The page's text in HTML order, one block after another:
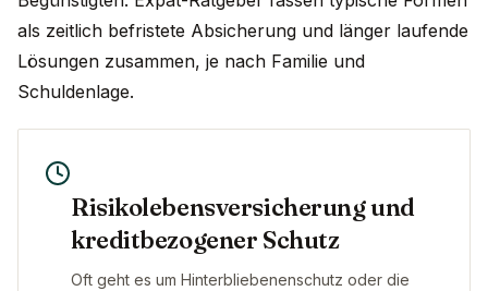
als zeitlich befristete Absicherung und länger laufende
Lösungen zusammen, je nach Familie und
Schuldenlage.
Risikolebensversicherung und
kreditbezogener Schutz
Oft geht es um Hinterbliebenenschutz oder die